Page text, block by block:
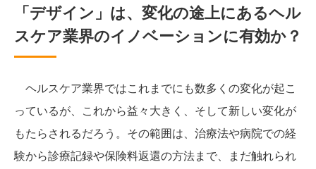
「デザイン」は、変化の途上にあるヘル
スケア業界のイノベーションに有効か？
ヘルスケア業界ではこれまでにも数多くの変化が起こ
っているが、これから益々大きく、そして新しい変化が
もたらされるだろう。その範囲は、治療法や病院での経
験から診療記録や保険料返還の方法まで、まだ触れられ